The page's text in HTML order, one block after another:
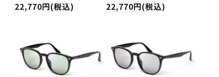
22,770円(税込) 22,770円(税込)